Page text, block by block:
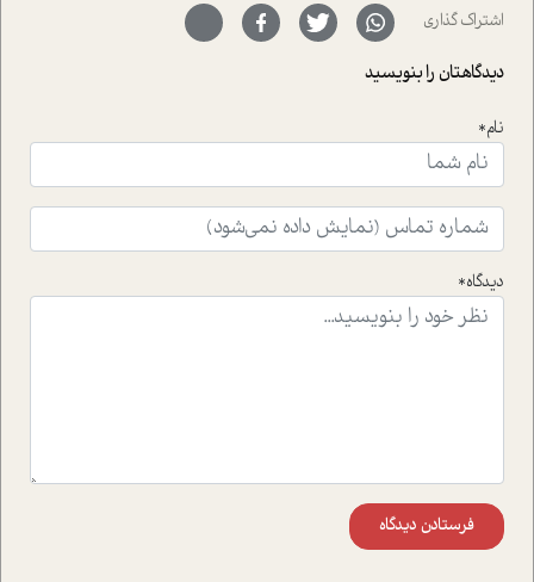
سر نهاده است و نیز کرامت عزیز زاده؛ سفیر صلح و دوستی که
با رکاب زدن در بیش از هفتاد کشور و کاشتن درخت، به نماد
حمایت از محیط زیست و منابع طبیعی تبدیل گشته
است.فصل روایت اجنبی ها در این شماره به دو موضوع
ای که به زندگی شگفت انگیز جین گودال و تاثیرات کاوش های
ایشان در حوزه ی شامپانزه ها بر زندگی امروزی ما نگاهی
افکنده است.فصل اتاق 333 شما را پای صحبت یک تجربه ی
واقعی در ارتباط با اختلال شخصیت اسکزوئید و مشکلات و نیز
راهکارهای حل آن قرار می دهد که در اتاق درمان اتفاق افتاده
موثرترین راهکارهای استفاده از هوش مصنوعی در حوزه های
اشتراک گذاری
دیدگاهتان را بنویسید
نام*
دیدگاه*
فرستادن دیدگاه